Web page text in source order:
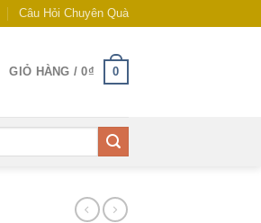
Câu Hỏi Chuyên Quà
GIỎ HÀNG /0₫ 0